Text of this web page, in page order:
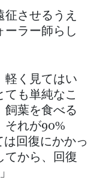
させるうえ
ーラー師らし
軽く見てはい
ても単純なこ
飼葉を食べる
それが90%
回復にかかっ
てから、回復